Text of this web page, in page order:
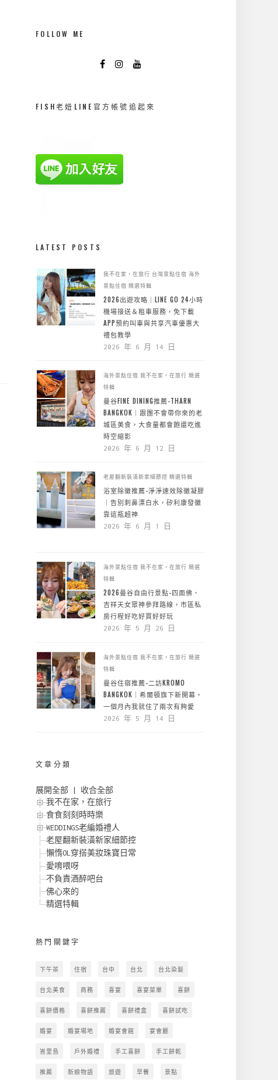
FOLLOW ME
FISH老妞LINE官方帳號追起來
LATEST POSTS
我不在家，在旅行 台灣景點住宿 海外
景點住宿 精選特輯
2026出遊攻略｜LINE GO 24小時
機場接送＆租車服務，免下載
APP預約叫車與共享汽車優惠大
禮包教學
2026 年 6 月 14 日
海外景點住宿 我不在家，在旅行 精選
特輯
曼谷FINE DINING推薦-THARN
BANGKOK｜跟團不會帶你來的老
城區美食，大食量都會飽還吃進
時空縮影
2026 年 6 月 12 日
老屋翻新裝潢新家細節控 精選特輯
浴室除黴推薦-淨淨速效除黴凝膠
｜告別刺鼻漂白水，矽利康發黴
靠這瓶超神
2026 年 6 月 1 日
海外景點住宿 我不在家，在旅行 精選
特輯
2026曼谷自由行景點-四面佛、
吉祥天女眾神參拜路線，市區私
房行程好吃好買好好玩
2026 年 5 月 26 日
海外景點住宿 我不在家，在旅行 精選
特輯
曼谷住宿推薦-二訪KROMO
BANGKOK｜希爾頓旗下新開幕，
一個月內我就住了兩次有夠愛
2026 年 5 月 14 日
文章分類
展開全部
收合全部
我不在家，在旅行
食食刻刻時時樂
WEDDINGS老編婚禮人
老屋翻新裝潢新家細節控
懶惰OL穿搭美妝珠寶日常
愛唷喂呀
不負責酒醉吧台
佛心來的
精選特輯
熱門關鍵字
下午茶 住宿 台中 台北 台北染髮
台北美食 商務 喜宴 喜宴菜單 喜餅
喜餅價格 喜餅推薦 喜餅禮盒 喜餅試吃
婚宴 婚宴場地 婚宴會館 宴會廳
峇里島 戶外婚禮 手工喜餅 手工餅乾
推薦 新娘物語 旅遊 早餐 景點